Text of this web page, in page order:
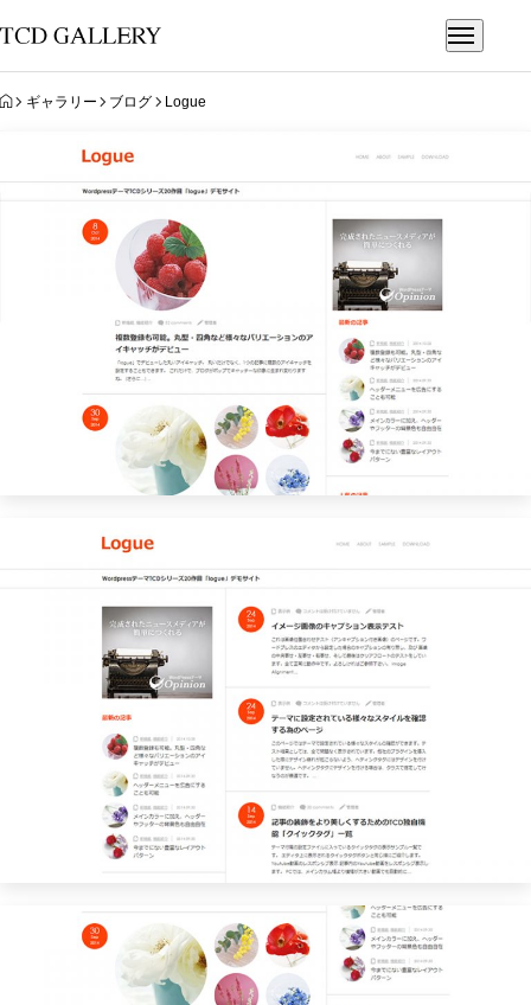
HOME
ギャラリー ブログ Logue